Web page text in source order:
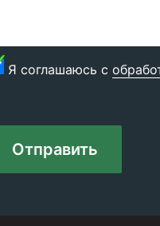
Я соглашаюсь с
Отправить